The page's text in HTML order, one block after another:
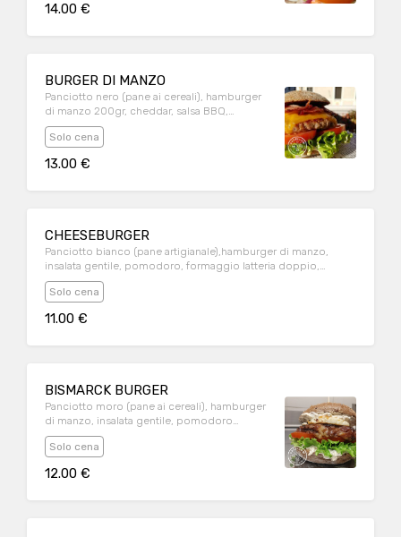
ramato. Patatine fritte.
14.00 €
BURGER DI MANZO
Panciotto nero (pane ai cereali), hamburger
di manzo 200gr, cheddar, salsa BBQ,
pancetta croccante, insalata gentile,
pomodoro, maionese alla senape, patate
Solo cena
13.00 €
CHEESEBURGER
Panciotto bianco (pane artigianale),hamburger di manzo,
insalata gentile, pomodoro, formaggio latteria doppio,
maionese. Patate fritte.
Solo cena
11.00 €
BISMARCK BURGER
Panciotto moro (pane ai cereali), hamburger
di manzo, insalata gentile, pomodoro
ramato, formaggio latteria, salsa tartara,
cipolla caramellata, uovo all'occhio di bue.
Solo cena
12.00 €